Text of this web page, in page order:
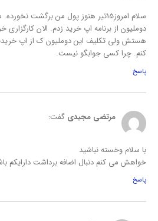
سلام امروز15تیر هنوز پول من برگشت
دوملیون از برنامه اپ خرید زدم. الان کارگزاری
هستش ولی تکلیف این دوملیون ک از اپ
کنم. چرا کسی جوابگو نیست.
پاسخ
مرتضی مجیدی گفت:
با سلام وخسته نباشید
خواهش می کنم دنبال اضافه برداشت دارایکم
پاسخ